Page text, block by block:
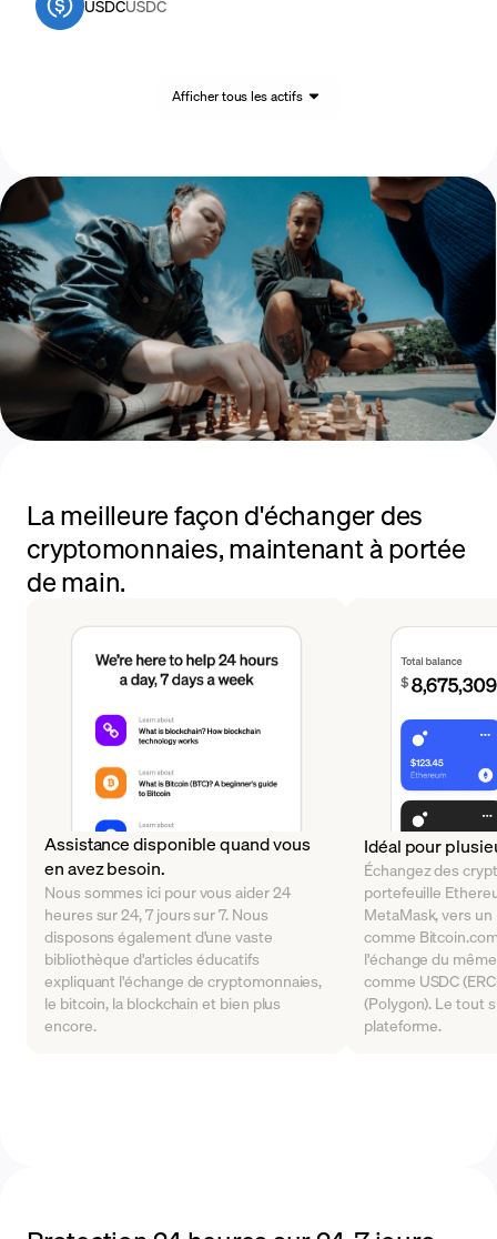
USDCUSDC
Afficher tous les actifs
La meilleure façon d'échanger des
cryptomonnaies, maintenant à portée
de main.
Assistance disponible quand vous
en avez besoin.
Nous sommes ici pour vous aider 24
heures sur 24, 7 jours sur 7. Nous
disposons également d'une vaste
bibliothèque d'articles éducatifs
expliquant l'échange de cryptomonnaies,
le bitcoin, la blockchain et bien plus
encore.
Idéal pour
Échangez des
portefeuille
MetaMask, vers
comme
l'échange du
comme USDC
(Polygon). Le tout
plateforme.